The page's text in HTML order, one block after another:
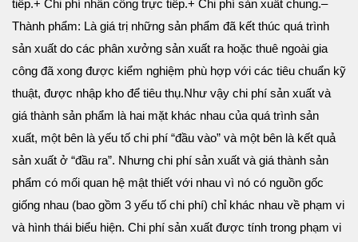
tiếp.+ Chi phí nhân công trực tiếp.+ Chi phí sản xuất chung.–
Thành phẩm: Là giá trị những sản phẩm đã kết thúc quá trình
sản xuất do các phân xưởng sản xuất ra hoặc thuê ngoài gia
công đã xong được kiểm nghiệm phù hợp với các tiêu chuẩn kỹ
thuật, được nhập kho để tiêu thụ.Như vậy chi phí sản xuất và
giá thành sản phẩm là hai mặt khác nhau của quá trình sản
xuất, một bên là yếu tố chi phí “đầu vào” và một bên là kết quả
sản xuất ở “đầu ra”. Nhưng chi phí sản xuất và giá thành sản
phẩm có mối quan hệ mật thiết với nhau vì nó có nguồn gốc
giống nhau (bao gồm 3 yếu tố chi phí) chỉ khác nhau về phạm vi
và hình thái biểu hiện. Chi phí sản xuất được tính trong phạm vi